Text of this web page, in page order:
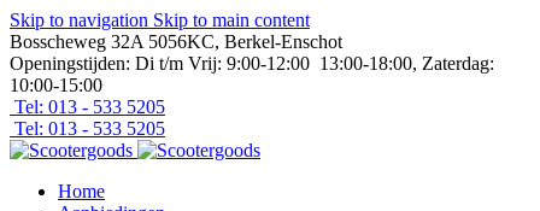
Skip to navigation Skip to main content
Bosscheweg 32A 5056KC, Berkel-Enschot
Openingstijden: Di t/m Vrij: 9:00-12:00 13:00-18:00, Zaterdag:
10:00-15:00
Tel: 013 - 533 5205
Tel: 013 - 533 5205
Home